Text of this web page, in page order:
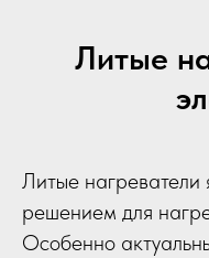
Литые
Литые нагреватели
решением для
Особенно